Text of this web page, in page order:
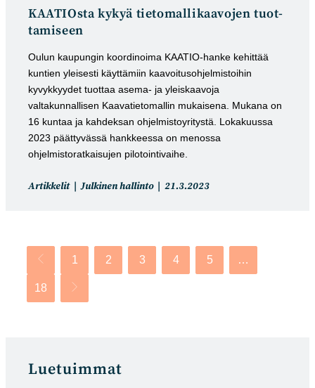
KAATIOsta kykyä tietomal­likaa­vojen tuot­
tamiseen
Oulun kaupungin koordinoima KAATIO-hanke kehittää
kuntien yleisesti käyttämiin kaavoitusohjelmistoihin
kyvykkyydet tuottaa asema- ja yleiskaavoja
valtakunnallisen Kaavatietomallin mukaisena. Mukana on
16 kuntaa ja kahdeksan ohjelmistoyritystä. Lokakuussa
2023 päättyvässä hankkeessa on menossa
ohjelmistoratkaisujen pilotointivaihe.
Artikkelin
Artikkelit Julkinen hallinto
Artikkeli
21.3.2023
Siirry edelliselle sivulle
1 2 3 4 5 …
18 Siirry seuraavalle sivulle
Luetuimmat